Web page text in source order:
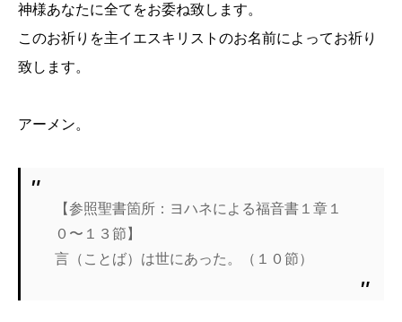
神様あなたに全てをお委ね致します。
このお祈りを主イエスキリストのお名前によってお祈り
致します。
アーメン。
【参照聖書箇所：ヨハネによる福音書１章１
０〜１３節】
言（ことば）は世にあった。（１０節）